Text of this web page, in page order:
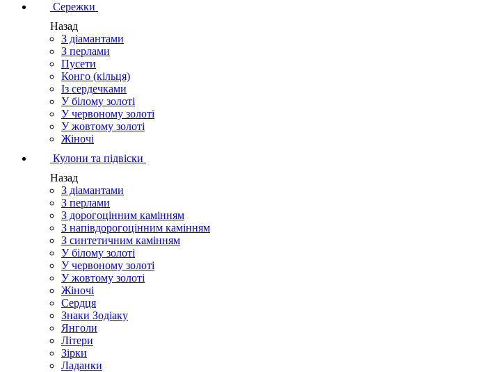
Сережки
Назад
З діамантами
З перлами
Пусети
Конго (кільця)
Із сердечками
У білому золоті
У червоному золоті
У жовтому золоті
Жіночі
Кулони та підвіски
Назад
З діамантами
З перлами
З дорогоцінним камінням
З напівдорогоцінним камінням
З синтетичним камінням
У білому золоті
У червоному золоті
У жовтому золоті
Жіночі
Сердця
Знаки Зодіаку
Янголи
Літери
Зірки
Ладанки